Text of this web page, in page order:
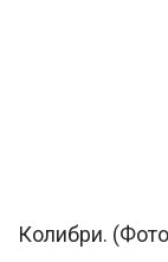
Колибри.